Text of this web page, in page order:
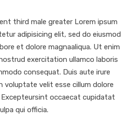
third male greater Lorem ipsum
adipisicing elit, sed do eiusmod
et dolore magnaaliqua. Ut enim
exercitation ullamco laboris
consequat. Duis aute irure
voluptate velit esse cillum dolore
occaecat cupidatat
qui officia.